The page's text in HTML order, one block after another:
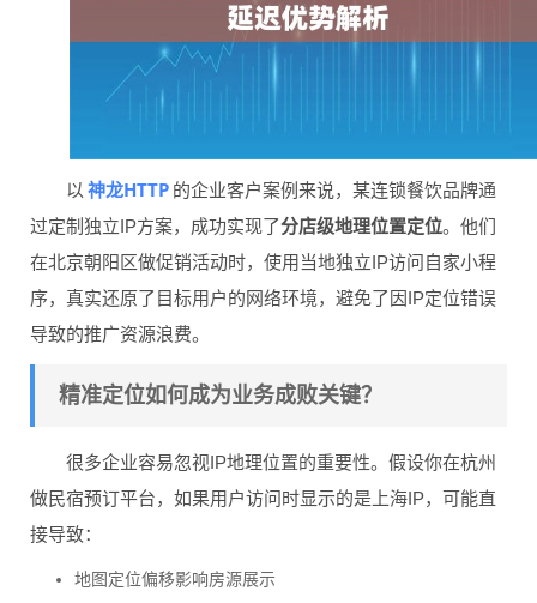
以 神龙HTTP 的企业客户案例来说，某连锁餐饮品牌通
过定制独立IP方案，成功实现了分店级地理位置定位。他们
在北京朝阳区做促销活动时，使用当地独立IP访问自家小程
序，真实还原了目标用户的网络环境，避免了因IP定位错误
导致的推广资源浪费。
精准定位如何成为业务成败关键？
很多企业容易忽视IP地理位置的重要性。假设你在杭州
做民宿预订平台，如果用户访问时显示的是上海IP，可能直
接导致：
地图定位偏移影响房源展示